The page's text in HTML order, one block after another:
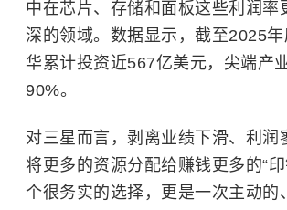
中在芯片、存储和面板这些利润率
深的领域。数据显示，截至2025
华累计投资近567亿美元，尖端产
90%。
对三星而言，剥离业绩下滑、利润
将更多的资源分配给赚钱更多的“
个很务实的选择，更是一次主动的